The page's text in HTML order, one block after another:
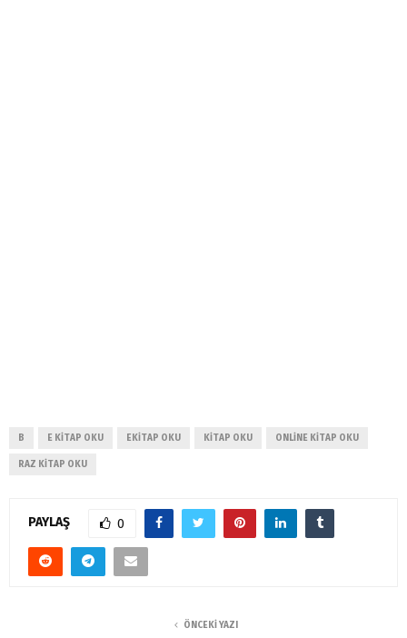
B E KITAP OKU EKITAP OKU KITAP OKU ONLINE KITAP OKU
RAZ KITAP OKU
PAYLAŞ 0
ÖNCEKI YAZI